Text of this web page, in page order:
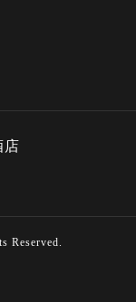
店
Reserved.